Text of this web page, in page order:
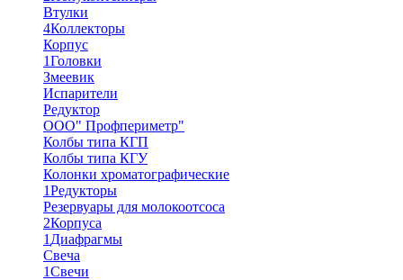
Втулки
4Коллекторы
Корпус
1Головки
Змеевик
Испарители
Редуктор
ООО" Профпериметр"
Колбы типа КГП
Колбы типа КГУ
Колонки хроматографические
1Редукторы
Резервуары для молокоотсоса
2Корпуса
1 Диафрагмы
Свеча
1Свечи